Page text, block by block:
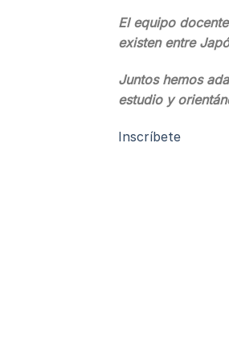
El equipo
existen entre
Juntos hemos
estudio y
Inscríbete